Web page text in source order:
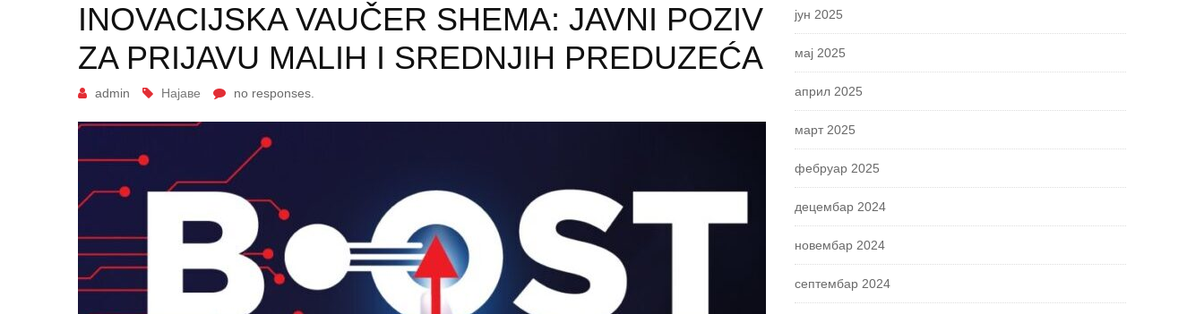
INOVACIJSKA VAUČER SHEMA: JAVNI POZIV
ZA PRIJAVU MALIH I SREDNJIH PREDUZEĆA
admin Најаве no responses.
јун 2025
мај 2025
април 2025
март 2025
фебруар 2025
децембар 2024
новембар 2024
септембар 2024